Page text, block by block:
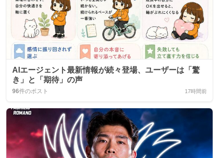
AIエージェント最新情報が続々登場、ユーザーは「驚
き」と「期待」の声
96件のポスト 17時間前